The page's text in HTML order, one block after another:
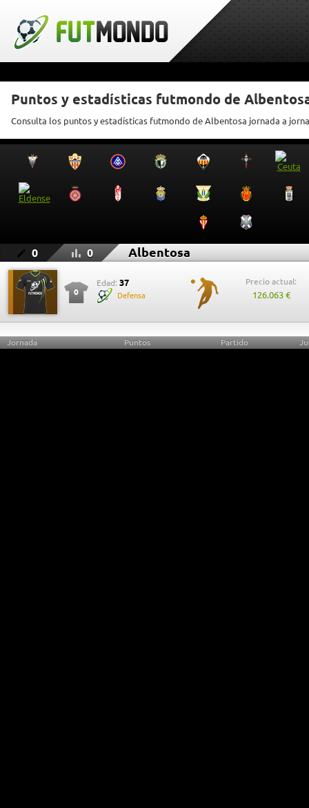
Puntos y estadísticas futmondo de
Consulta los puntos y estadísticas futmondo de Albentosa jornada a
0 0 Albentosa
0
Edad: 37
Defensa
Precio actual:
126.063 €
Jornada Puntos Partido